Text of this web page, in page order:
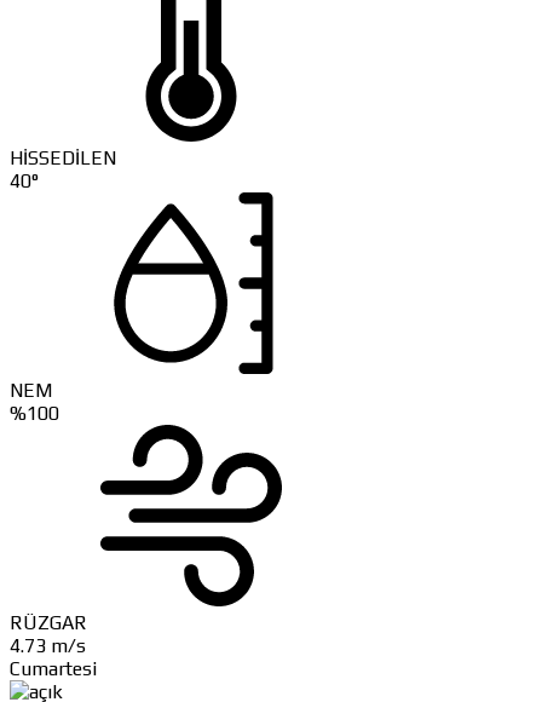
HİSSEDİLEN
40°
NEM
%100
RÜZGAR
4.73 m/s
Cumartesi